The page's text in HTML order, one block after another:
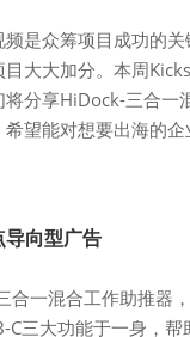
是众筹项目成功的
目大大加分。本周
分享HiDock-三合一
望能对想要出海的
向型广告
合一混合工作助推器
C三大功能于一身，